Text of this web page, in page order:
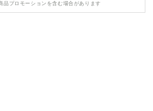
品プロモーションを含む場合があります